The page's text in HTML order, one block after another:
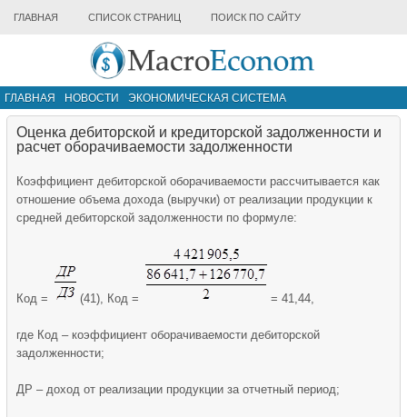
ГЛАВНАЯ СПИСОК СТРАНИЦ ПОИСК ПО САЙТУ
ГЛАВНАЯ НОВОСТИ
ЭКОНОМИЧЕСКАЯ СИСТЕМА
ИНФРАСТРУКТУРА РЫНКА
Оценка дебиторской и кредиторской задолженности и
расче­т оборачиваемости задолженности
Коэффициент дебиторской оборачиваемости рассчитывается как
отношение объема дохода (выручки) от реализации продукции к
средней дебиторской задолженности по формуле:
Код = (41), Код = = 41,44,
где Код – коэффициент оборачиваемости дебиторской
задолженности;
ДР – доход от реализации продукции за отчетный период;